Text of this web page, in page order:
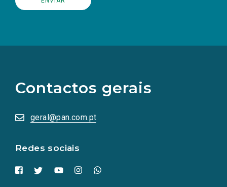
Contactos gerais
geral@pan.com.pt
Redes sociais
redes
sociais
numa
nova